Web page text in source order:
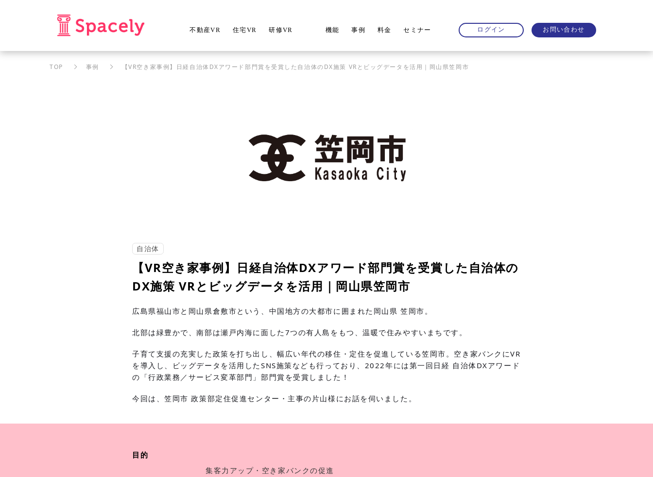
不動産VR 住宅VR 研修VR 機能 事例 料金 セミナー ログイン お問い合わせ
TOP 事例 【VR空き家事例】日経自治体DXアワード部門賞を受賞した自治体のDX施策 VRとビッグデータを活用｜岡山県笠岡市
自治体
【VR空き家事例】日経自治体DXアワード部門賞を受賞した自治体の
DX施策 VRとビッグデータを活用｜岡山県笠岡市
広島県福山市と岡山県倉敷市という、中国地方の大都市に囲まれた岡山県 笠岡市。
北部は緑豊かで、南部は瀬戸内海に面した7つの有人島をもつ、温暖で住みやすいまちです。
子育て支援の充実した政策を打ち出し、幅広い年代の移住・定住を促進している笠岡市。空き家バンクにVR
を導入し、ビッグデータを活用したSNS施策なども行っており、2022年には第一回日経 自治体DXアワード
の「行政業務／サービス変革部門」部門賞を受賞しました！
今回は、笠岡市 政策部定住促進センター・主事の片山様にお話を伺いました。
目的
集客力アップ・空き家バンクの促進